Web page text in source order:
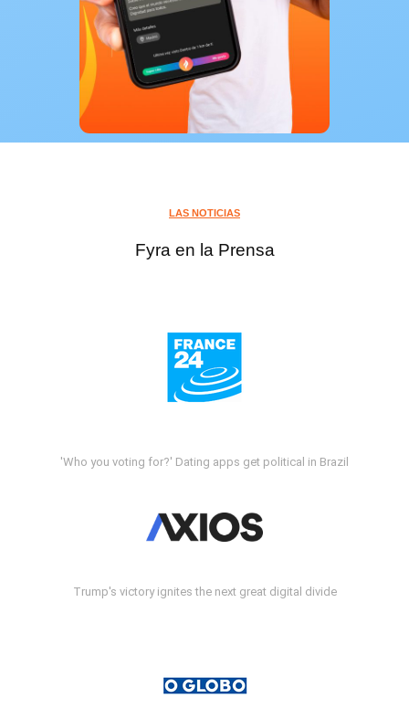
LAS NOTICIAS
Fyra en la Prensa
'Who you voting for?' Dating apps get political in Brazil
Trump's victory ignites the next great digital divide